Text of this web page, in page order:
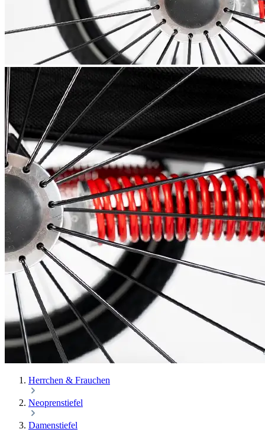
Herrchen & Frauchen
Neoprenstiefel
Damenstiefel